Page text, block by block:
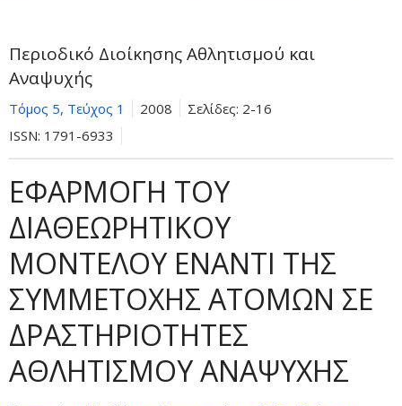
Περιοδικό Διοίκησης Αθλητισμού και
Αναψυχής
Τόμος 5, Τεύχος 1 2008 Σελίδες: 2-16
ISSN: 1791-6933
ΕΦΑΡΜΟΓΗ ΤΟΥ
ΔΙΑΘΕΩΡΗΤΙΚΟΥ
ΜΟΝΤΕΛΟΥ ΕΝΑΝΤΙ ΤΗΣ
ΣΥΜΜΕΤΟΧΗΣ ΑΤΟΜΩΝ ΣΕ
ΔΡΑΣΤΗΡΙΟΤΗΤΕΣ
ΑΘΛΗΤΙΣΜΟΥ ΑΝΑΨΥΧΗΣ